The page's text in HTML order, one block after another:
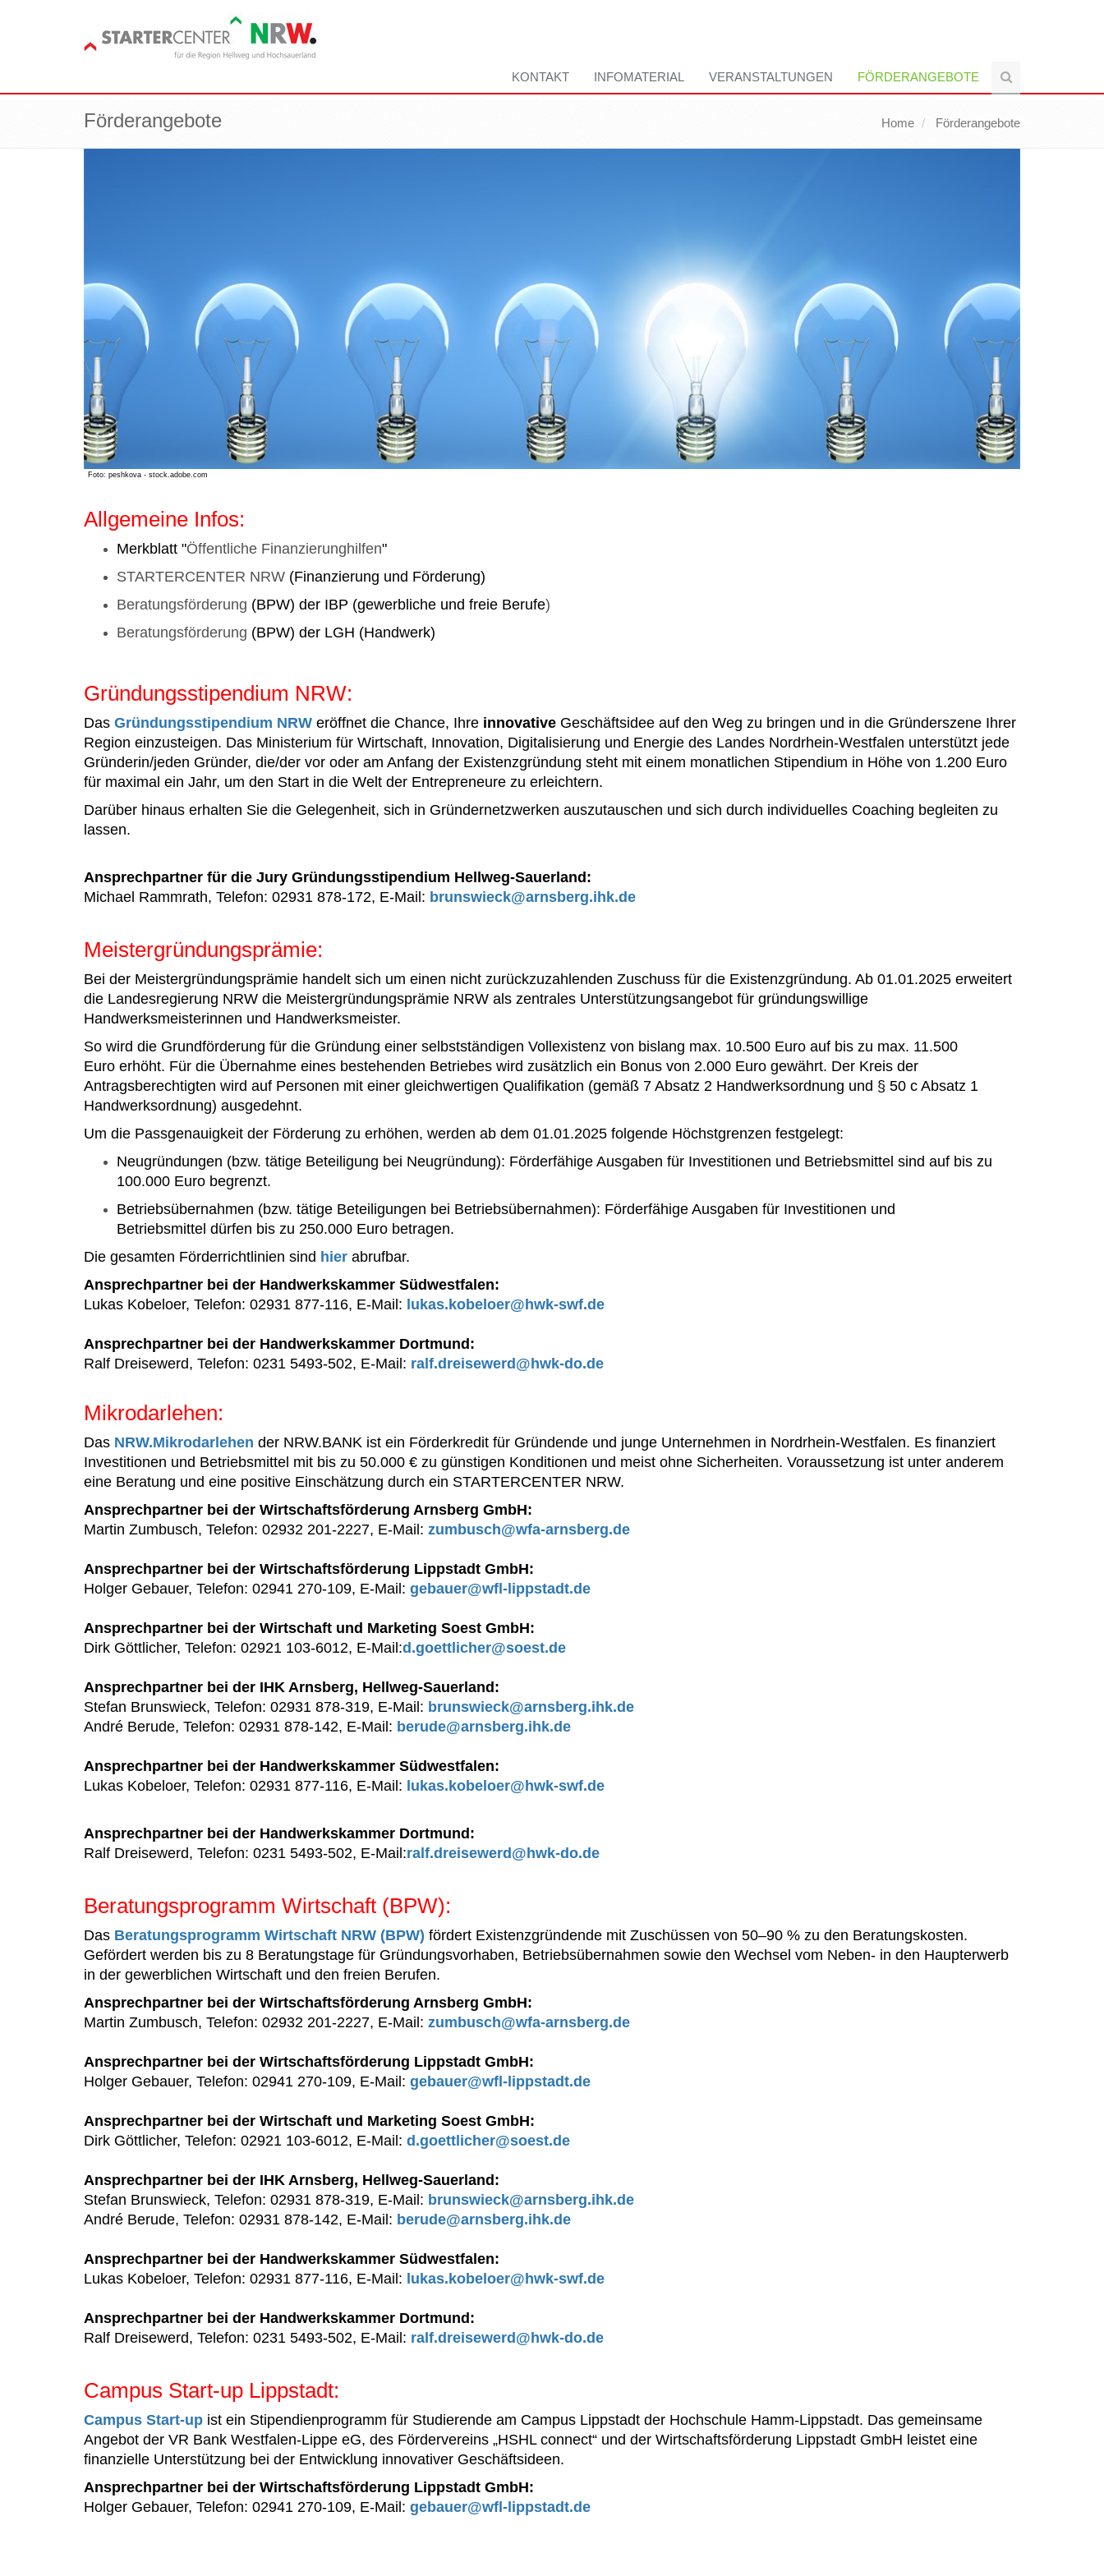
KONTAKT INFOMATERIAL VERANSTALTUNGEN FÖRDERANGEBOTE
Förderangebote Home Förderangebote
Foto: peshkova - stock.adobe.com
Allgemeine Infos:
Merkblatt "Öffentliche Finanzierunghilfen"
STARTERCENTER NRW (Finanzierung und Förderung)
Beratungsförderung (BPW) der IBP (gewerbliche und freie Berufe)
Beratungsförderung (BPW) der LGH (Handwerk)
Gründungsstipendium NRW:
Das Gründungsstipendium NRW eröffnet die Chance, Ihre innovative Geschäftsidee auf den Weg zu bringen und in die Gründerszene Ihrer
Region einzusteigen. Das Ministerium für Wirtschaft, Innovation, Digitalisierung und Energie des Landes Nordrhein-Westfalen unterstützt jede
Gründerin/jeden Gründer, die/der vor oder am Anfang der Existenzgründung steht mit einem monatlichen Stipendium in Höhe von 1.200 Euro
für maximal ein Jahr, um den Start in die Welt der Entrepreneure zu erleichtern.
Darüber hinaus erhalten Sie die Gelegenheit, sich in Gründernetzwerken auszutauschen und sich durch individuelles Coaching begleiten zu
lassen.
Ansprechpartner für die Jury Gründungsstipendium Hellweg-Sauerland:
Michael Rammrath, Telefon: 02931 878-172, E-Mail: brunswieck@arnsberg.ihk.de
Meistergründungsprämie:
Bei der Meistergründungsprämie handelt sich um einen nicht zurückzuzahlenden Zuschuss für die Existenzgründung. Ab 01.01.2025 erweitert
die Landesregierung NRW die Meistergründungsprämie NRW als zentrales Unterstützungsangebot für gründungswillige
Handwerksmeisterinnen und Handwerksmeister.
So wird die Grundförderung für die Gründung einer selbstständigen Vollexistenz von bislang max. 10.500 Euro auf bis zu max. 11.500
Euro erhöht. Für die Übernahme eines bestehenden Betriebes wird zusätzlich ein Bonus von 2.000 Euro gewährt. Der Kreis der
Antragsberechtigten wird auf Personen mit einer gleichwertigen Qualifikation (gemäß 7 Absatz 2 Handwerksordnung und § 50 c Absatz 1
Handwerksordnung) ausgedehnt.
Um die Passgenauigkeit der Förderung zu erhöhen, werden ab dem 01.01.2025 folgende Höchstgrenzen festgelegt:
Neugründungen (bzw. tätige Beteiligung bei Neugründung): Förderfähige Ausgaben für Investitionen und Betriebsmittel sind auf bis zu
100.000 Euro begrenzt.
Betriebsübernahmen (bzw. tätige Beteiligungen bei Betriebsübernahmen): Förderfähige Ausgaben für Investitionen und
Betriebsmittel dürfen bis zu 250.000 Euro betragen.
Die gesamten Förderrichtlinien sind hier abrufbar.
Ansprechpartner bei der Handwerkskammer Südwestfalen:
Lukas Kobeloer, Telefon: 02931 877-116, E-Mail: lukas.kobeloer@hwk-swf.de
Ansprechpartner bei der Handwerkskammer Dortmund:
Ralf Dreisewerd, Telefon: 0231 5493-502, E-Mail: ralf.dreisewerd@hwk-do.de
Mikrodarlehen:
Das NRW.Mikrodarlehen der NRW.BANK ist ein Förderkredit für Gründende und junge Unternehmen in Nordrhein-Westfalen. Es finanziert
Investitionen und Betriebsmittel mit bis zu 50.000 € zu günstigen Konditionen und meist ohne Sicherheiten. Voraussetzung ist unter anderem
eine Beratung und eine positive Einschätzung durch ein STARTERCENTER NRW.
Ansprechpartner bei der Wirtschaftsförderung Arnsberg GmbH:
Martin Zumbusch, Telefon: 02932 201-2227, E-Mail: zumbusch@wfa-arnsberg.de
Ansprechpartner bei der Wirtschaftsförderung Lippstadt GmbH:
Holger Gebauer, Telefon: 02941 270-109, E-Mail: gebauer@wfl-lippstadt.de
Ansprechpartner bei der Wirtschaft und Marketing Soest GmbH:
Dirk Göttlicher, Telefon: 02921 103-6012, E-Mail:d.goettlicher@soest.de
Ansprechpartner bei der IHK Arnsberg, Hellweg-Sauerland:
Stefan Brunswieck, Telefon: 02931 878-319, E-Mail: brunswieck@arnsberg.ihk.de
André Berude, Telefon: 02931 878-142, E-Mail: berude@arnsberg.ihk.de
Ansprechpartner bei der Handwerkskammer Südwestfalen:
Lukas Kobeloer, Telefon: 02931 877-116, E-Mail: lukas.kobeloer@hwk-swf.de
Ansprechpartner bei der Handwerkskammer Dortmund:
Ralf Dreisewerd, Telefon: 0231 5493-502, E-Mail:ralf.dreisewerd@hwk-do.de
Beratungsprogramm Wirtschaft (BPW):
Das Beratungsprogramm Wirtschaft NRW (BPW) fördert Existenzgründende mit Zuschüssen von 50–90 % zu den Beratungskosten.
Gefördert werden bis zu 8 Beratungstage für Gründungsvorhaben, Betriebsübernahmen sowie den Wechsel vom Neben- in den Haupterwerb
in der gewerblichen Wirtschaft und den freien Berufen.
Ansprechpartner bei der Wirtschaftsförderung Arnsberg GmbH:
Martin Zumbusch, Telefon: 02932 201-2227, E-Mail: zumbusch@wfa-arnsberg.de
Ansprechpartner bei der Wirtschaftsförderung Lippstadt GmbH:
Holger Gebauer, Telefon: 02941 270-109, E-Mail: gebauer@wfl-lippstadt.de
Ansprechpartner bei der Wirtschaft und Marketing Soest GmbH:
Dirk Göttlicher, Telefon: 02921 103-6012, E-Mail: d.goettlicher@soest.de
Ansprechpartner bei der IHK Arnsberg, Hellweg-Sauerland:
Stefan Brunswieck, Telefon: 02931 878-319, E-Mail: brunswieck@arnsberg.ihk.de
André Berude, Telefon: 02931 878-142, E-Mail: berude@arnsberg.ihk.de
Ansprechpartner bei der Handwerkskammer Südwestfalen:
Lukas Kobeloer, Telefon: 02931 877-116, E-Mail: lukas.kobeloer@hwk-swf.de
Ansprechpartner bei der Handwerkskammer Dortmund:
Ralf Dreisewerd, Telefon: 0231 5493-502, E-Mail: ralf.dreisewerd@hwk-do.de
Campus Start-up Lippstadt:
Campus Start-up ist ein Stipendienprogramm für Studierende am Campus Lippstadt der Hochschule Hamm-Lippstadt. Das gemeinsame
Angebot der VR Bank Westfalen-Lippe eG, des Fördervereins „HSHL connect“ und der Wirtschaftsförderung Lippstadt GmbH leistet eine
finanzielle Unterstützung bei der Entwicklung innovativer Geschäftsideen.
Ansprechpartner bei der Wirtschaftsförderung Lippstadt GmbH:
Holger Gebauer, Telefon: 02941 270-109, E-Mail: gebauer@wfl-lippstadt.de